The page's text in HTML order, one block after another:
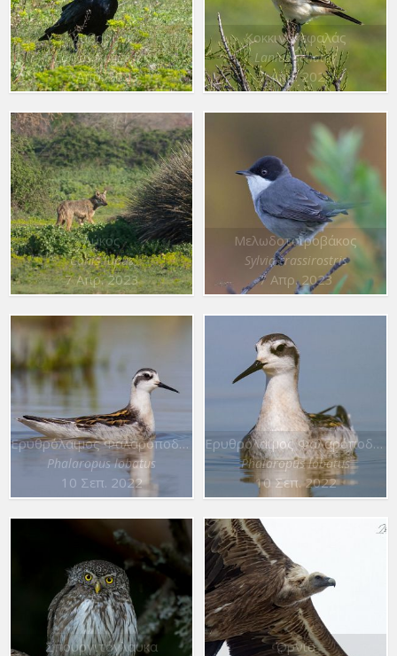
Χαβαρόνι
Corvus frugilegus
7 Απρ. 2023
Κοκκινοκεφαλάς
Lanius senator
7 Απρ. 2023
Λύκος
Canis lupus
7 Απρ. 2023
Μελωδοτσιροβάκος
Sylvia crassirostris
7 Απρ. 2023
Ερυθρόλαιμος Φαλαρόποδας
Phalaropus lobatus
10 Σεπ. 2022
Ερυθρόλαιμος Φαλαρόποδας
Phalaropus lobatus
10 Σεπ. 2022
Σπουργιτόγλαυκα Όρνιο